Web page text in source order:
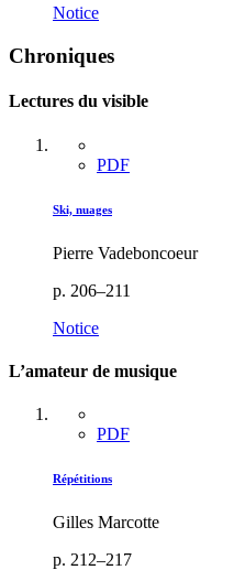
Notice
Chroniques
Lectures du visible
PDF
Ski, nuages
Pierre Vadeboncoeur
p. 206–211
Notice
L’amateur de musique
PDF
Répétitions
Gilles Marcotte
p. 212–217